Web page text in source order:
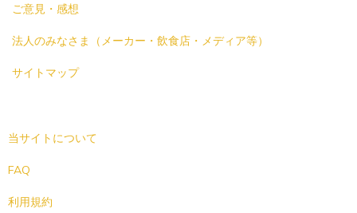
ご意見・感想
法人のみなさま（メーカー・飲食店・メディア等）
サイトマップ
当サイトについて
FAQ
利用規約